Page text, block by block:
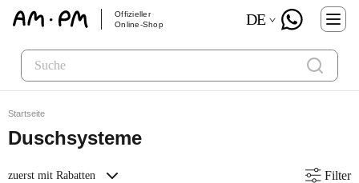
Offizieller
Online-Shop
DE
Startseite
Duschsysteme
zuerst mit Rabatten Filter